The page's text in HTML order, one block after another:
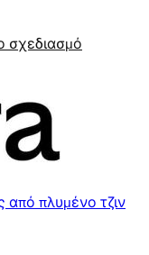
σχεδιασμό
από πλυμένο τζιν